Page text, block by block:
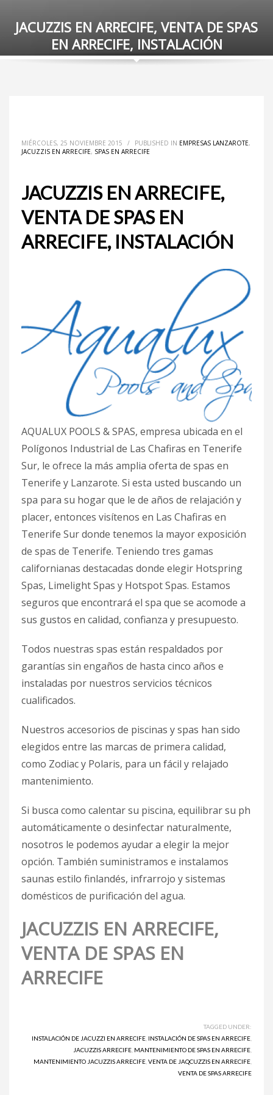
JACUZZIS EN ARRECIFE, VENTA DE SPAS
EN ARRECIFE, INSTALACIÓN
MIÉRCOLES, 25 NOVIEMBRE 2015 / PUBLISHED IN EMPRESAS LANZAROTE,
JACUZZIS EN ARRECIFE, SPAS EN ARRECIFE
JACUZZIS EN ARRECIFE,
VENTA DE SPAS EN
ARRECIFE, INSTALACIÓN
AQUALUX POOLS & SPAS, empresa ubicada en el
Polígonos Industrial de Las Chafiras en Tenerife
Sur, le ofrece la más amplia oferta de spas en
Tenerife y Lanzarote. Si esta usted buscando un
spa para su hogar que le de años de relajación y
placer, entonces visítenos en Las Chafiras en
Tenerife Sur donde tenemos la mayor exposición
de spas de Tenerife. Teniendo tres gamas
californianas destacadas donde elegir Hotspring
Spas, Limelight Spas y Hotspot Spas. Estamos
seguros que encontrará el spa que se acomode a
sus gustos en calidad, confianza y presupuesto.
Todos nuestras spas están respaldados por
garantías sin engaños de hasta cinco años e
instaladas por nuestros servicios técnicos
cualificados.
Nuestros accesorios de piscinas y spas han sido
elegidos entre las marcas de primera calidad,
como Zodiac y Polaris, para un fácil y relajado
mantenimiento.
Si busca como calentar su piscina, equilibrar su ph
automáticamente o desinfectar naturalmente,
nosotros le podemos ayudar a elegir la mejor
opción. También suministramos e instalamos
saunas estilo finlandés, infrarrojo y sistemas
domésticos de purificación del agua.
JACUZZIS EN ARRECIFE,
VENTA DE SPAS EN
ARRECIFE
TAGGED UNDER:
INSTALACIÓN DE JACUZZI EN ARRECIFE INSTALACIÓN DE SPAS EN ARRECIFE
JACUZZIS ARRECIFE MANTENIMIENTO DE SPAS EN ARRECIFE
MANTENIMIENTO JACUZZIS ARRECIFE VENTA DE JAQCUZZIS EN ARRECIFE
VENTA DE SPAS ARRECIFE